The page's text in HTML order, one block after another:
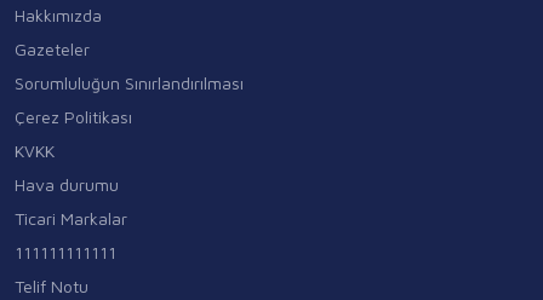
Hakkımızda
Gazeteler
Sorumluluğun Sınırlandırılması
Çerez Politikası
KVKK
Hava durumu
Ticari Markalar
111111111111
Telif Notu